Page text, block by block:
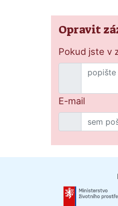
Opravit
Pokud jste v
E-mail